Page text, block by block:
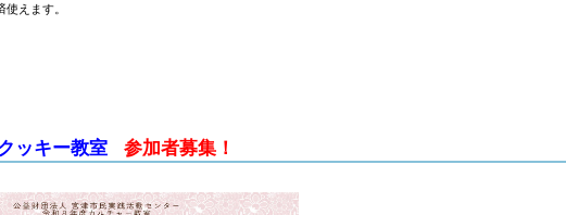
えます。
ッキー教室 参加者募集！